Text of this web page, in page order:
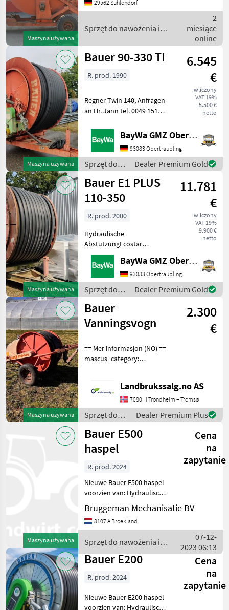
Maszyna używana
Achse / Anhängung
Ackerschiene /
mech. Stützfuß
29562 Suhlendorf
Sprzęt do nawożenia i
2
miesiące
online
Maszyna używana
Bauer 90-330 TI
6.545
€
wliczony
VAT 19%
5.500 €
netto
R. prod. 1990
Regner Twin 140, Anfragen
an Hr. Jann tel. 0049 151
nawożenia i nawadniania
Systemy nawadniania
BayWa GMZ Obertraubling
93083 Obertraubling
Sprzęt do
nawożenia i
nawadniania
/ Bauer
Dealer Premium Gold
Maszyna używana
Bauer E1 PLUS
110-350
11.781
€
wliczony
VAT 19%
9.900 €
netto
R. prod. 2000
Hydraulische
AbstützungEcostar
4000SAnfragen an Herrn
Jann unter Telefon:
004915116104969 Sprzęt do
nawożenia i nawadniania
Systemy nawadniania
BayWa GMZ Obertraubling
93083 Obertraubling
Sprzęt do
nawożenia i
nawadniania
/ Bauer
Dealer Premium Gold
Maszyna używana
Bauer
Vanningsvogn
2.300
€
== Mer informasjon (NO) ==
mascus_category:
number upon request: 8172
en.landbrukssalg.no/8172
for more images
Landbrukssalg.no AS
7080 H Trondheim – Tromsø
Sprzęt do
nawożenia i
nawadniania
/ Bauer
Dealer Premium Plus
Maszyna używana
Bauer E500
haspel
Cena
na
zapytanie
R. prod. 2024
Nieuwe Bauer E500 haspel
voorzien van: Hydraulische
Steunpoot Hydraulische
draaikrans Hydraulische
sproeiwagen lift Luchtdruk
slangdiameter 125 mm sl
Bruggeman Mechanisatie BV
8107 A Broekland
Sprzęt do nawożenia i
nawadniania / Bauer
07-12-
2023 06:13
Bauer E200
Cena
na
zapytanie
R. prod. 2024
Nieuwe Bauer E200 haspel
voorzien van: Hydraulische